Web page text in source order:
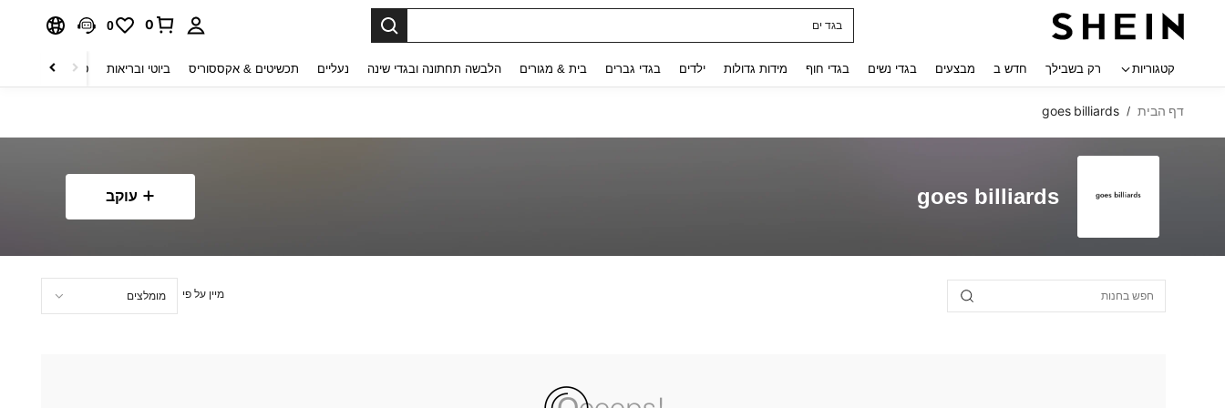
בגד ים
0
0
קטגוריות רק בשבילך חדש ב מבצעים בגדי נשים בגדי חוף מידות גדולות ילדים בגדי גברים בית & מגורים הלבשה תחתונה ובגדי שינה נעליים תכשיטים & אקססוריס ביוטי ובריאות טקסטיל לבית
דף הבית /
goes billiards
goes billiards עוקב
מיין על פי